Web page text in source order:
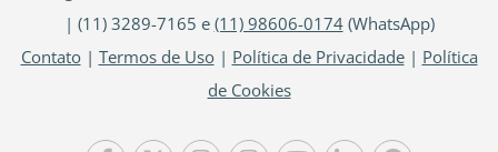
| (11) 3289-7165 e (11) 98606-0174(WhatsApp)
Contato| Termos de Uso| Política de Privacidade| Política
de Cookies